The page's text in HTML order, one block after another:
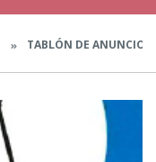
TABLÓN DE ANUNCIOS